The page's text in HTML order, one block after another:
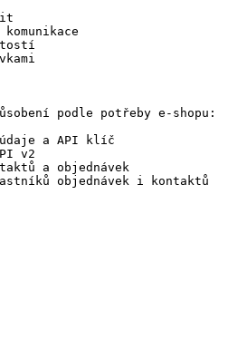
podle potřeby e-shopu:
a API klíč
v2
a objednávek